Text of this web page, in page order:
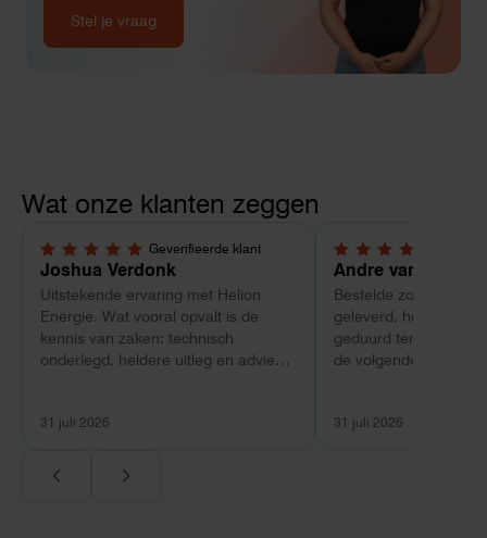
Stel je vraag
Wat onze klanten zeggen
Geverifieerde klant
5,0 van 5 sterren
Joshua Verdonk
Uitstekende ervaring met Helion
Energie. Wat vooral opvalt is de
kennis van zaken: technisch
onderlegd, heldere uitleg en advies
Ook de nazorg is uitgebreid.
Voor ondernemers extra interessant:
31 juli 2026
4 van 5 sterren
Andre van
Bestelde
geleverd, heeft wel
geduurd terwijl bij
de volgende dag al
31 juli 2026